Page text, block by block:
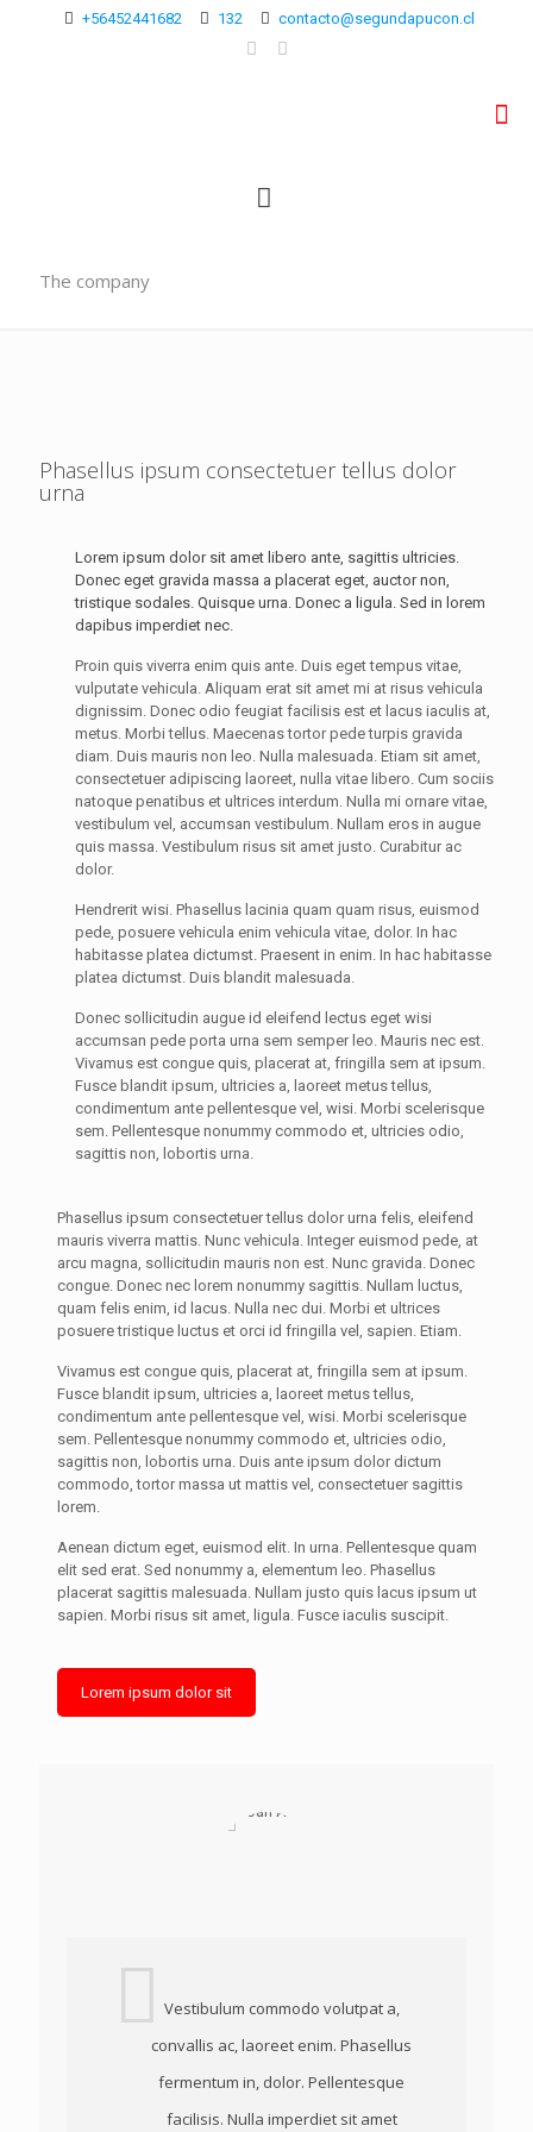
+56452441682 132 contacto@segundapucon.cl
The company
Phasellus ipsum consectetuer tellus dolor
urna
Lorem ipsum dolor sit amet libero ante, sagittis ultricies.
Donec eget gravida massa a placerat eget, auctor non,
tristique sodales. Quisque urna. Donec a ligula. Sed in lorem
dapibus imperdiet nec.
Proin quis viverra enim quis ante. Duis eget tempus vitae,
vulputate vehicula. Aliquam erat sit amet mi at risus vehicula
dignissim. Donec odio feugiat facilisis est et lacus iaculis at,
metus. Morbi tellus. Maecenas tortor pede turpis gravida
diam. Duis mauris non leo. Nulla malesuada. Etiam sit amet,
consectetuer adipiscing laoreet, nulla vitae libero. Cum sociis
natoque penatibus et ultrices interdum. Nulla mi ornare vitae,
vestibulum vel, accumsan vestibulum. Nullam eros in augue
quis massa. Vestibulum risus sit amet justo. Curabitur ac
dolor.
Hendrerit wisi. Phasellus lacinia quam quam risus, euismod
pede, posuere vehicula enim vehicula vitae, dolor. In hac
habitasse platea dictumst. Praesent in enim. In hac habitasse
platea dictumst. Duis blandit malesuada.
Donec sollicitudin augue id eleifend lectus eget wisi
accumsan pede porta urna sem semper leo. Mauris nec est.
Vivamus est congue quis, placerat at, fringilla sem at ipsum.
Fusce blandit ipsum, ultricies a, laoreet metus tellus,
condimentum ante pellentesque vel, wisi. Morbi scelerisque
sem. Pellentesque nonummy commodo et, ultricies odio,
sagittis non, lobortis urna.
Phasellus ipsum consectetuer tellus dolor urna felis, eleifend
mauris viverra mattis. Nunc vehicula. Integer euismod pede, at
arcu magna, sollicitudin mauris non est. Nunc gravida. Donec
congue. Donec nec lorem nonummy sagittis. Nullam luctus,
quam felis enim, id lacus. Nulla nec dui. Morbi et ultrices
posuere tristique luctus et orci id fringilla vel, sapien. Etiam.
Vivamus est congue quis, placerat at, fringilla sem at ipsum.
Fusce blandit ipsum, ultricies a, laoreet metus tellus,
condimentum ante pellentesque vel, wisi. Morbi scelerisque
sem. Pellentesque nonummy commodo et, ultricies odio,
sagittis non, lobortis urna. Duis ante ipsum dolor dictum
commodo, tortor massa ut mattis vel, consectetuer sagittis
lorem.
Aenean dictum eget, euismod elit. In urna. Pellentesque quam
elit sed erat. Sed nonummy a, elementum leo. Phasellus
placerat sagittis malesuada. Nullam justo quis lacus ipsum ut
sapien. Morbi risus sit amet, ligula. Fusce iaculis suscipit.
Lorem ipsum dolor sit
Vestibulum commodo volutpat a,
convallis ac, laoreet enim. Phasellus
fermentum in, dolor. Pellentesque
facilisis. Nulla imperdiet sit amet